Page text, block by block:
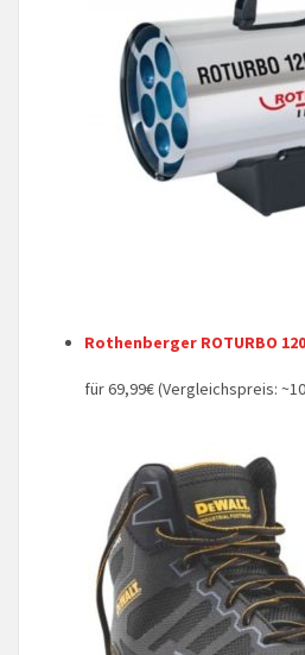
Rothenberger ROTURBO
für 69,99€ (Vergleichspreis: